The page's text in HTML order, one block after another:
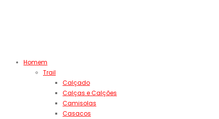
Homem
Trail
Calçado
Calças e Calções
Camisolas
Casacos